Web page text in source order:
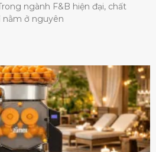
ngành F&B hiện đại, chất
nằm ở nguyên